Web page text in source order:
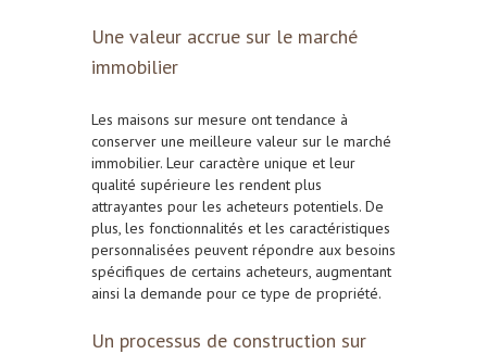
Une valeur accrue sur le marché
immobilier
Les maisons sur mesure ont tendance à
conserver une meilleure valeur sur le marché
immobilier. Leur caractère unique et leur
qualité supérieure les rendent plus
attrayantes pour les acheteurs potentiels. De
plus, les fonctionnalités et les caractéristiques
personnalisées peuvent répondre aux besoins
spécifiques de certains acheteurs, augmentant
ainsi la demande pour ce type de propriété.
Un processus de construction sur